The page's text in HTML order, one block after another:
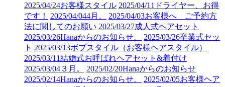
2025/04/24お客様スタイル 2025/04/11 ドライヤー、お得
です！
2025/04/044月。 2025/04/03お客様へ ご予約方
法に関してのお願い 2025/03/27成人式ヘアセット
2025/03/26Hanaからのお知らせ。 2025/03/26卒業式セッ
ト 2025/03/13ボブスタイル（お客様ヘアスタイル）
2025/03/11結婚式お呼ばれヘアセット&着付け
2025/03/04 ３月。 2025/02/20Hanaからのお知らせ
2025/02/14Hanaからのお知らせ。 2025/02/05お客様ヘア